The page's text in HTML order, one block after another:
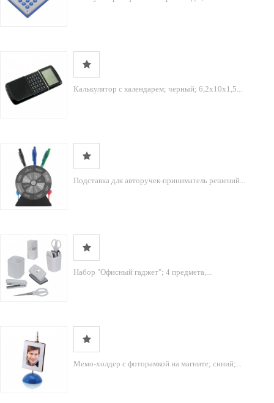
Калькулятор с календарем; черный; 6,2х10х1,5...
Подставка для авторучек-приниматель решений...
Набор "Офисный гаджет"; 4 предмета,...
Мемо-холдер с фоторамкой на магните; синий;...